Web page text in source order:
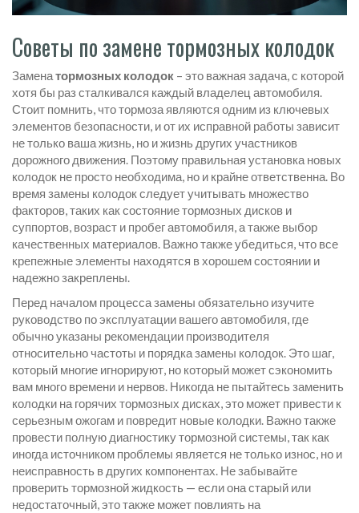
Советы по замене тормозных колодок
Заменатормозных колодок – это важная задача, с которой
хотя бы раз сталкивался каждый владелец автомобиля.
Стоит помнить, что тормоза являются одним из ключевых
элементов безопасности, и от их исправной работы зависит
не только ваша жизнь, но и жизнь других участников
дорожного движения. Поэтому правильная установка новых
колодок не просто необходима, но и крайне ответственна. Во
время замены колодок следует учитывать множество
факторов, таких как состояние тормозных дисков и
суппортов, возраст и пробег автомобиля, а также выбор
качественных материалов. Важно также убедиться, что все
крепежные элементы находятся в хорошем состоянии и
надежно закреплены.
Перед началом процесса замены обязательно изучите
руководство по эксплуатации вашего автомобиля, где
обычно указаны рекомендации производителя
относительно частоты и порядка замены колодок. Это шаг,
который многие игнорируют, но который может сэкономить
вам много времени и нервов. Никогда не пытайтесь заменить
колодки на горячих тормозных дисках, это может привести к
серьезным ожогам и повредит новые колодки. Важно также
провести полную диагностику тормозной системы, так как
иногда источником проблемы является не только износ, но и
неисправность в других компонентах. Не забывайте
проверить тормозной жидкость — если она старый или
недостаточный, это также может повлиять на